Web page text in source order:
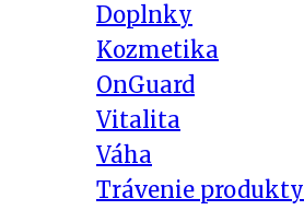
Doplnky
Kozmetika
OnGuard
Vitalita
Váha
Trávenie produkty